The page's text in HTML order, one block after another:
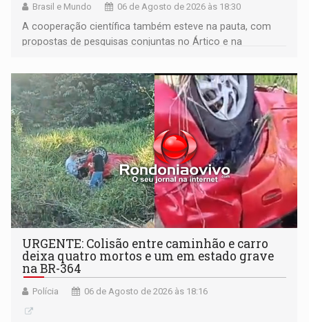
Brasil e Mundo 06 de Agosto de 2026 às 18:30
A cooperação científica também esteve na pauta, com
propostas de pesquisas conjuntas no Ártico e na
URGENTE: Colisão entre caminhão e carro
deixa quatro mortos e um em estado grave
na BR-364
Polícia 06 de Agosto de 2026 às 18:16